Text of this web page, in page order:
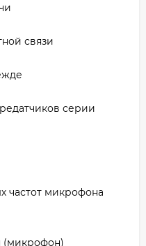
связи
серии
частот микрофона
(микрофон)